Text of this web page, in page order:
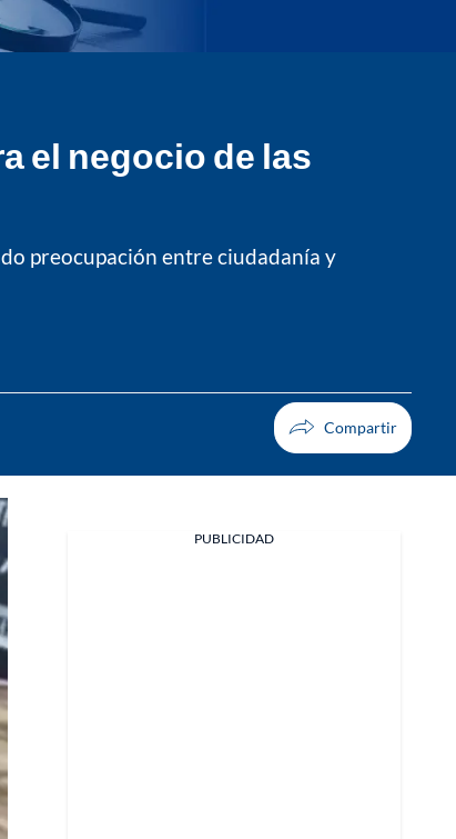
el negocio de las
preocupación entre ciudadanía y
PUBLICIDAD